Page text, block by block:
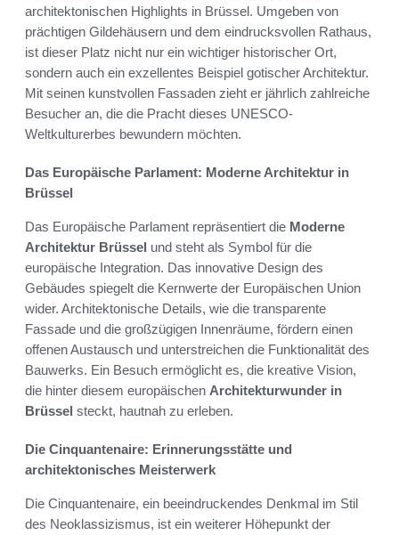
architektonischen Highlights in Brüssel. Umgeben von
prächtigen Gildehäusern und dem eindrucksvollen Rathaus,
ist dieser Platz nicht nur ein wichtiger historischer Ort,
sondern auch ein exzellentes Beispiel gotischer Architektur.
Mit seinen kunstvollen Fassaden zieht er jährlich zahlreiche
Besucher an, die die Pracht dieses UNESCO-
Weltkulturerbes bewundern möchten.
Das Europäische Parlament: Moderne Architektur in
Brüssel
Das Europäische Parlament repräsentiert die Moderne
Architektur Brüssel und steht als Symbol für die
europäische Integration. Das innovative Design des
Gebäudes spiegelt die Kernwerte der Europäischen Union
wider. Architektonische Details, wie die transparente
Fassade und die großzügigen Innenräume, fördern einen
offenen Austausch und unterstreichen die Funktionalität des
Bauwerks. Ein Besuch ermöglicht es, die kreative Vision,
die hinter diesem europäischen Architekturwunder in
Brüssel steckt, hautnah zu erleben.
Die Cinquantenaire: Erinnerungsstätte und
architektonisches Meisterwerk
Die Cinquantenaire, ein beeindruckendes Denkmal im Stil
des Neoklassizismus, ist ein weiterer Höhepunkt der